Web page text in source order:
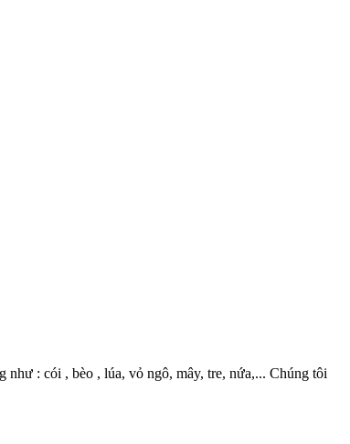
: cói , bèo , lúa, vỏ ngô, mây, tre, nứa,... Chúng tôi